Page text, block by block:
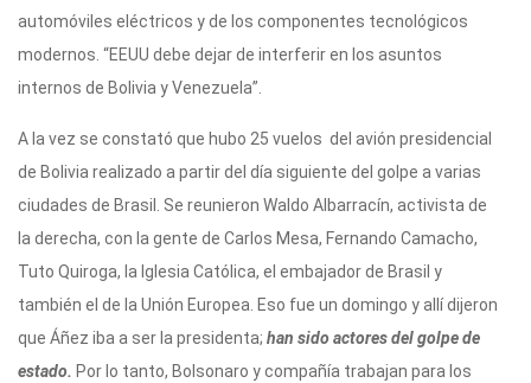
automóviles eléctricos y de los componentes tecnológicos
modernos. “EEUU debe dejar de interferir en los asuntos
internos de Bolivia y Venezuela”.
A la vez se constató que hubo 25 vuelos del avión presidencial
de Bolivia realizado a partir del día siguiente del golpe a varias
ciudades de Brasil. Se reunieron Waldo Albarracín, activista de
la derecha, con la gente de Carlos Mesa, Fernando Camacho,
Tuto Quiroga, la Iglesia Católica, el embajador de Brasil y
también el de la Unión Europea. Eso fue un domingo y allí dijeron
que Áñez iba a ser la presidenta; han sido actores del golpe de
estado. Por lo tanto, Bolsonaro y compañía trabajan para los